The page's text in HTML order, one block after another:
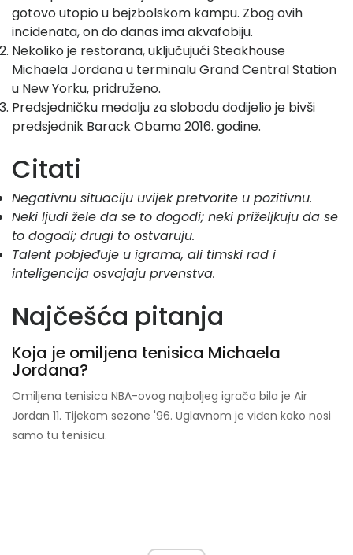
gotovo utopio u bejzbolskom kampu. Zbog ovih
incidenata, on do danas ima akvafobiju.
Nekoliko je restorana, uključujući Steakhouse
Michaela Jordana u terminalu Grand Central Station
u New Yorku, pridruženo.
Predsjedničku medalju za slobodu dodijelio je bivši
predsjednik Barack Obama 2016. godine.
Citati
Negativnu situaciju uvijek pretvorite u pozitivnu.
Neki ljudi žele da se to dogodi; neki priželjkuju da se
to dogodi; drugi to ostvaruju.
Talent pobjeđuje u igrama, ali timski rad i
inteligencija osvajaju prvenstva.
Najčešća pitanja
Koja je omiljena tenisica Michaela
Jordana?
Omiljena tenisica NBA-ovog najboljeg igrača bila je Air
Jordan 11. Tijekom sezone '96. Uglavnom je viđen kako nosi
samo tu tenisicu.